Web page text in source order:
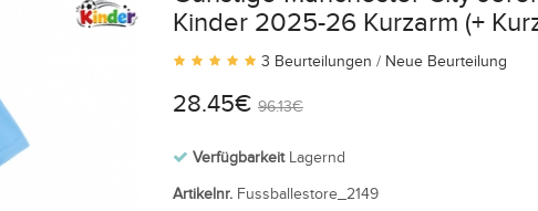
Kinder 2025-26 Kurzarm (+
3 Beurteilungen / Neue Beurteilung
28.45€ 96.13€
VerfügbarkeitLagernd
Artikelnr. Fussballestore_2149